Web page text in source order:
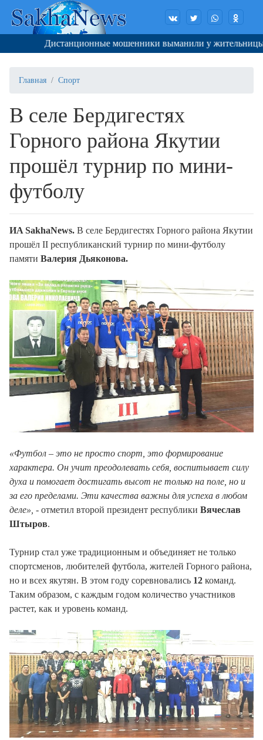
Дистанционные мошенники выманили у жительницы
Главная Спорт
В селе Бердигестях
Горного района Якутии
прошёл турнир по мини-
футболу
ИA SakhaNews. В селе Бердигестях Горного района Якутии
прошёл II республиканский турнир по мини-футболу
памяти Валерия Дьяконова.
«Футбол – это не просто спорт, это формирование
характера. Он учит преодолевать себя, воспитывает силу
духа и помогает достигать высот не только на поле, но и
за его пределами. Эти качества важны для успеха в любом
деле», - отметил второй президент республики Вячеслав
Штыров.
Турнир стал уже традиционным и объединяет не только
спортсменов, любителей футбола, жителей Горного района,
но и всех якутян. В этом году соревновались 12 команд.
Таким образом, с каждым годом количество участников
растет, как и уровень команд.